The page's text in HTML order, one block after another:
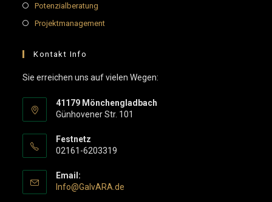
Potenzialberatung
Projektmanagement
Kontakt Info
Sie erreichen uns auf vielen Wegen:
41179 Mönchengladbach
Günhovener Str. 101
Festnetz
02161-6203319
Email:
Info@GalvARA.de